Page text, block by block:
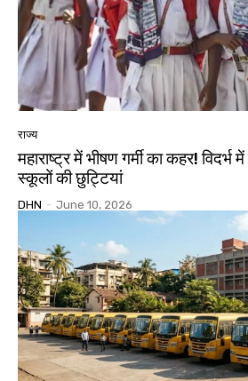
राज्य
महाराष्ट्र में भीषण गर्मी का कहर!
स्कूलों की छुट्टियां
DHN - June 10, 2026